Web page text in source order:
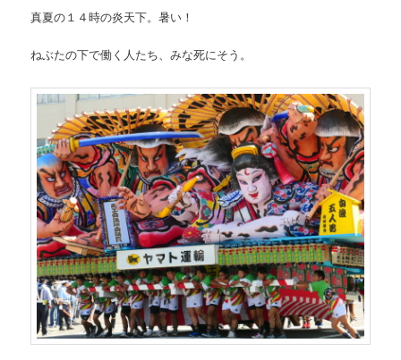
真夏の１４時の炎天下。暑い！
ねぶたの下で働く人たち、みな死にそう。